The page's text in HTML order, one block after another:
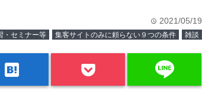
time 2021/05/19
・セミナー等 集客サイトのみに頼らない９つの条件 雑談
hatenabookmark line